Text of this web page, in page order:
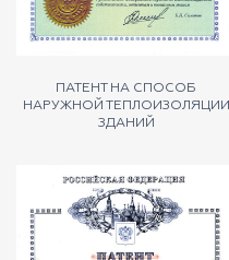
ПАТЕНТ НА СПОСОБ
НАРУЖНОЙ ТЕПЛОИЗОЛЯЦИИ
ЗДАНИЙ